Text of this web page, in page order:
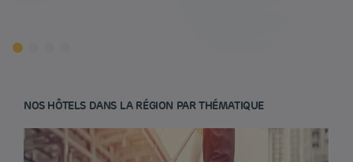
NOS HÔTELS DANS LA RÉGION PAR THÉMATIQUE